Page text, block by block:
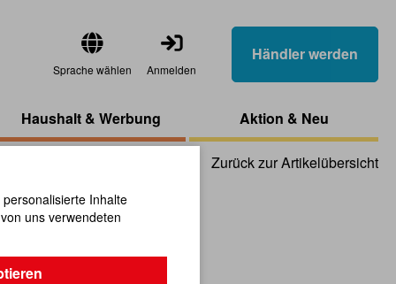
Sprache wählen Anmelden
Händler werden
Haushalt & Werbung Aktion & Neu
Zurück zur Artikelübersicht
Steher
Inhalte
uns verwendeten